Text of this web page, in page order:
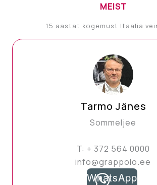
MEIST
15 aastat kogemust Itaalia
Tarmo Jänes
Sommeljee
T: + 372 564 0000
info@grappolo.ee
WhatsApp